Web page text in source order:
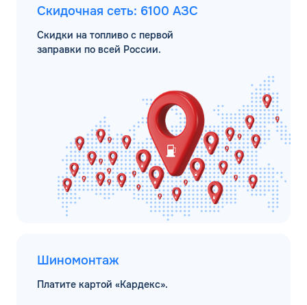
Скидочная сеть: 6100 АЗС
Скидки на топливо с первой
заправки по всей России.
Шиномонтаж
Платите картой «Кардекс».